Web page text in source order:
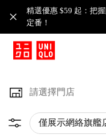
精選優惠 $59 起：把
定番！​
請選擇門店
僅展示網絡旗艦